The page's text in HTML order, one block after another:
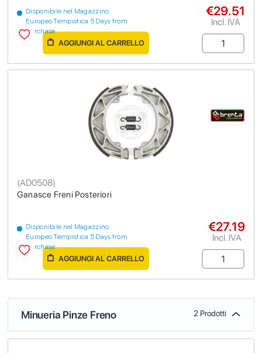
Disponibile nel Magazzino
Europeo Tempistica 5 Days from
purchase
€29.51
Incl. IVA
AGGIUNGI AL CARRELLO
Ganasce Freni Posteriori
(AD0508)
Disponibile nel Magazzino
Europeo Tempistica 5 Days from
purchase
€27.19
Incl. IVA
AGGIUNGI AL CARRELLO
Minueria Pinze Freno 2 Prodotti